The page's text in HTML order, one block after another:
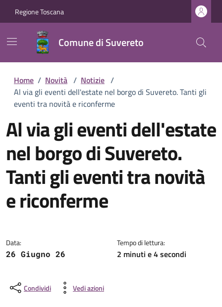
Regione Toscana
Comune di Suvereto
Home / Novità / Notizie /
Al via gli eventi dell'estate nel borgo di Suvereto. Tanti gli
eventi tra novità e riconferme
Al via gli eventi dell'estate
nel borgo di Suvereto.
Tanti gli eventi tra novità
e riconferme
Data:
26 Giugno 26
Tempo di lettura:
2 minuti e 4 secondi
Condividi Vedi azioni